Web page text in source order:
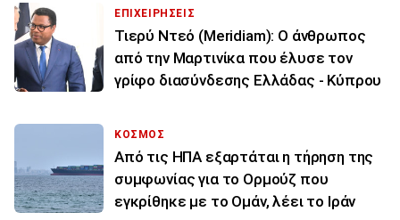
ΕΠΙΧΕΙΡΗΣΕΙΣ
Τιερύ Ντεό (Meridiam): Ο άνθρωπος
από την Μαρτινίκα που έλυσε τον
γρίφο διασύνδεσης Ελλάδας - Κύπρου
ΚΟΣΜΟΣ
Από τις ΗΠΑ εξαρτάται η τήρηση της
συμφωνίας για το Ορμούζ που
εγκρίθηκε με το Ομάν, λέει το Ιράν